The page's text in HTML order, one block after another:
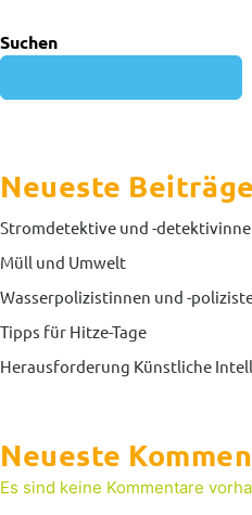
Suchen
Neueste Beiträge
Stromdetektive und -
Müll und Umwelt
Wasserpolizistinnen und -
Tipps für Hitze-Tage
Herausforderung Künstliche
Neueste
Es sind keine Kommentare